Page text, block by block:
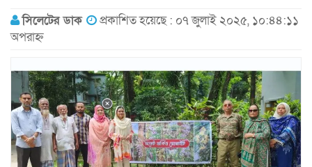
সিলেটের ডাক
প্রকাশিত হয়েছে : ০৭ জুলাই ২০২৫, ১০:৪৪:১১
অপরাহ্ন